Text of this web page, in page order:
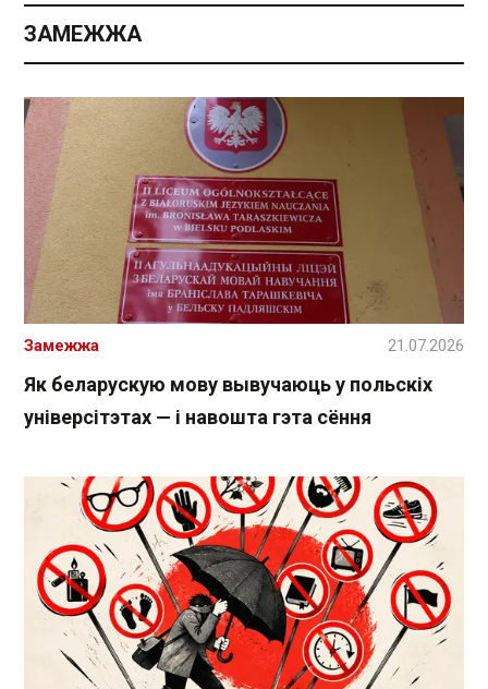
ЗАМЕЖЖА
Як беларускую мову вывучаюць у польскіх
універсітэтах — і навошта гэта сёння
Замежжа 21.07.2026